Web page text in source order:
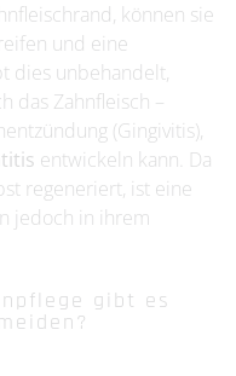
können sie
und eine
dies unbehandelt,
das Zahnfleisch –
(Gingivitis),
entwickeln kann. Da
regeneriert, ist eine
jedoch in ihrem
gibt es